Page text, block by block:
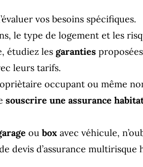
vos besoins spécifiques.
le type de logement et les
étudiez les garanties
leurs tarifs.
occupant ou même
souscrire une assurance
ou box avec véhicule,
devis d’assurance multirisque